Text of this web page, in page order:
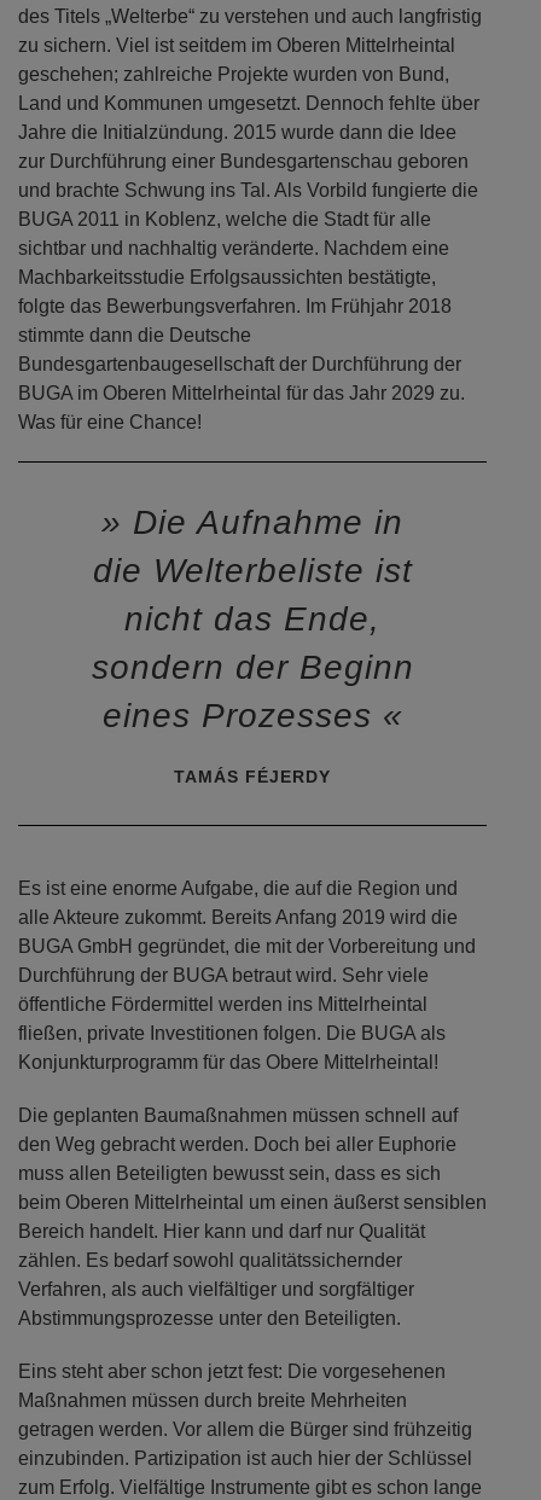
des Titels „Welterbe“ zu verstehen und auch langfristig
zu sichern. Viel ist seitdem im Oberen Mittelrheintal
geschehen; zahlreiche Projekte wurden von Bund,
Land und Kommunen umgesetzt. Dennoch fehlte über
Jahre die Initialzündung. 2015 wurde dann die Idee
zur Durchführung einer Bundesgartenschau geboren
und brachte Schwung ins Tal. Als Vorbild fungierte die
BUGA 2011 in Koblenz, welche die Stadt für alle
sichtbar und nachhaltig veränderte. Nachdem eine
Machbarkeitsstudie Erfolgsaussichten bestätigte,
folgte das Bewerbungsverfahren. Im Frühjahr 2018
stimmte dann die Deutsche
Bundesgartenbaugesellschaft der Durchführung der
BUGA im Oberen Mittelrheintal für das Jahr 2029 zu.
Was für eine Chance!
Die Aufnahme in
die Welterbeliste ist
nicht das Ende,
sondern der Beginn
eines Prozesses
TAMÁS FÉJERDY
Es ist eine enorme Aufgabe, die auf die Region und
alle Akteure zukommt. Bereits Anfang 2019 wird die
BUGA GmbH gegründet, die mit der Vorbereitung und
Durchführung der BUGA betraut wird. Sehr viele
öffentliche Fördermittel werden ins Mittelrheintal
fließen, private Investitionen folgen. Die BUGA als
Konjunkturprogramm für das Obere Mittelrheintal!
Die geplanten Baumaßnahmen müssen schnell auf
den Weg gebracht werden. Doch bei aller Euphorie
muss allen Beteiligten bewusst sein, dass es sich
beim Oberen Mittelrheintal um einen äußerst sensiblen
Bereich handelt. Hier kann und darf nur Qualität
zählen. Es bedarf sowohl qualitätssichernder
Verfahren, als auch vielfältiger und sorgfältiger
Abstimmungsprozesse unter den Beteiligten.
Eins steht aber schon jetzt fest: Die vorgesehenen
Maßnahmen müssen durch breite Mehrheiten
getragen werden. Vor allem die Bürger sind frühzeitig
einzubinden. Partizipation ist auch hier der Schlüssel
zum Erfolg. Vielfältige Instrumente gibt es schon lange